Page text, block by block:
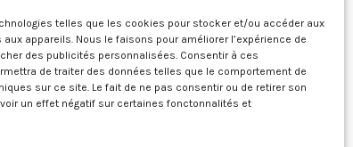
telles que les cookies pour stocker et/ou accéder aux
appareils. Nous le faisons pour améliorer l’expérience de
des publicités personnalisées. Consentir à ces
de traiter des données telles que le comportement de
sur ce site. Le fait de ne pas consentir ou de retirer son
un effet négatif sur certaines fonctonnalités et